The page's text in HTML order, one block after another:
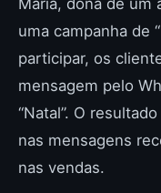
Maria, dona de um
uma campanha de
participar, os
mensagem pelo
“Natal”. O
nas mensagens
nas vendas.